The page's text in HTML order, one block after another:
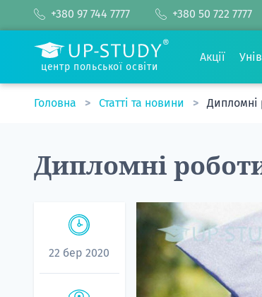
+380 97 744 7777 +380 50 722 7777
центр польської освіти
Акції
Головна Статті та новини Дипломні
Дипломні
22 бер 2020